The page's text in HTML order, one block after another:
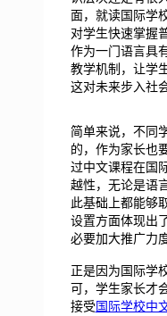
面，就读国际学
对学生快速掌握
作为一门语言具
教学机制，让学
这对未来步入社
简单来说，不同
的，作为家长也
过中文课程在国
越性，无论是语
此基础上都能够
设置方面体现出
必要加大推广力
正是因为国际学
可，学生家长才
接受 国际学校中